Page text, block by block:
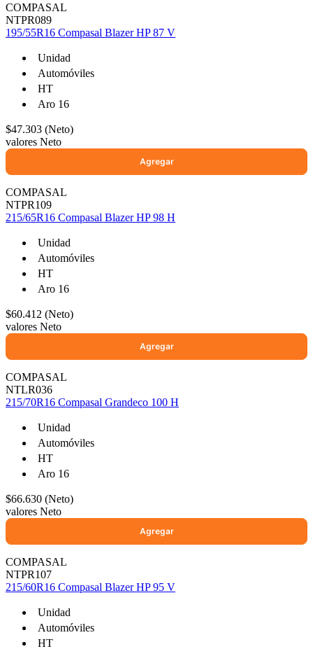
COMPASAL
NTPR089
195/55R16 Compasal Blazer HP 87 V
Unidad
Automóviles
HT
Aro 16
$47.303 (Neto)
valores Neto
COMPASAL
NTPR109
215/65R16 Compasal Blazer HP 98 H
Unidad
Automóviles
HT
Aro 16
$60.412 (Neto)
valores Neto
COMPASAL
NTLR036
215/70R16 Compasal Grandeco 100 H
Unidad
Automóviles
HT
Aro 16
$66.630 (Neto)
valores Neto
COMPASAL
NTPR107
215/60R16 Compasal Blazer HP 95 V
Unidad
Automóviles
HT